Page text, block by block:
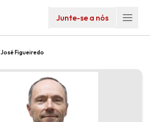
Junte-se a nós
José Figueiredo